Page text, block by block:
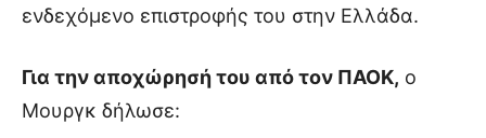
ενδεχόμενο επιστροφής του στην Ελλάδα.
Για την αποχώρησή του από τον ΠΑΟΚ, ο
Μουργκ δήλωσε: